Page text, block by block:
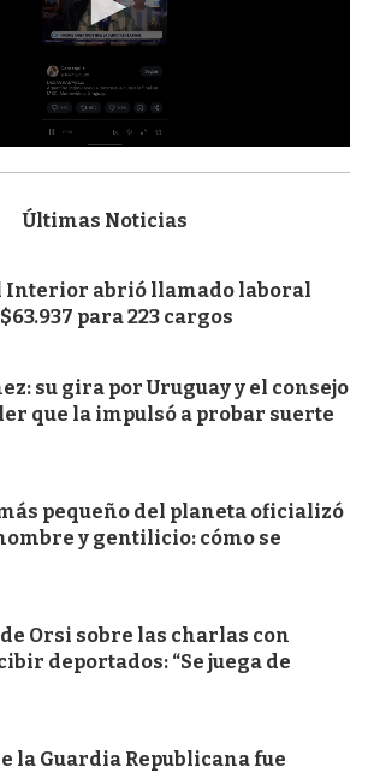
Últimas Noticias
Interior abrió llamado laboral
para 223 cargos
su gira por Uruguay y el consejo
que la impulsó a probar suerte
pequeño del planeta oficializó
y gentilicio: cómo se
Orsi sobre las charlas con
deportados: “Se juega de
la Guardia Republicana fue